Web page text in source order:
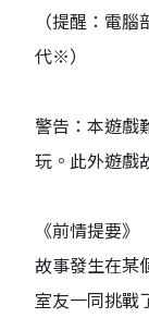
（提醒：電
代※）
警告：本遊戲
玩。此外遊戲
《前情提要》
故事發生在某
室友一同挑戰